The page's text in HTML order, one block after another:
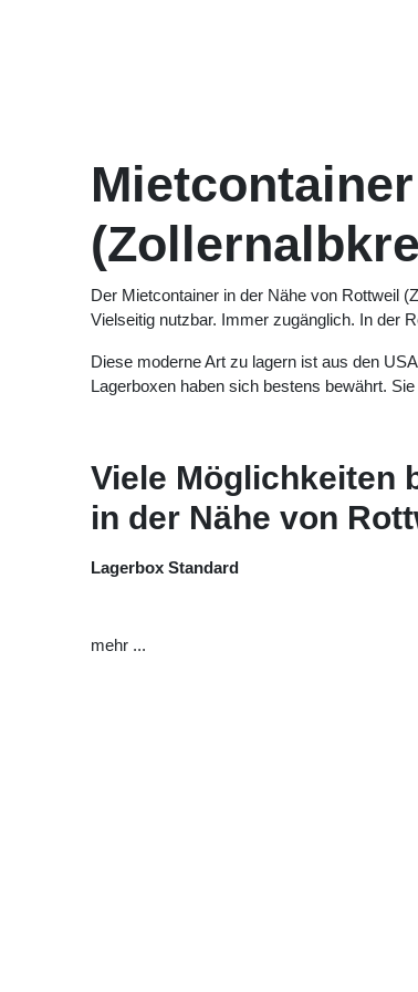
Der Mietcontainer in der Nähe von
Räume. Vielseitig nutzbar. Immer
Diese moderne Art zu lagern ist aus den
an. Die Lagerboxen haben sich bestens
Viele Möglichkeiten
in der Nähe von
Lagerbox Standard